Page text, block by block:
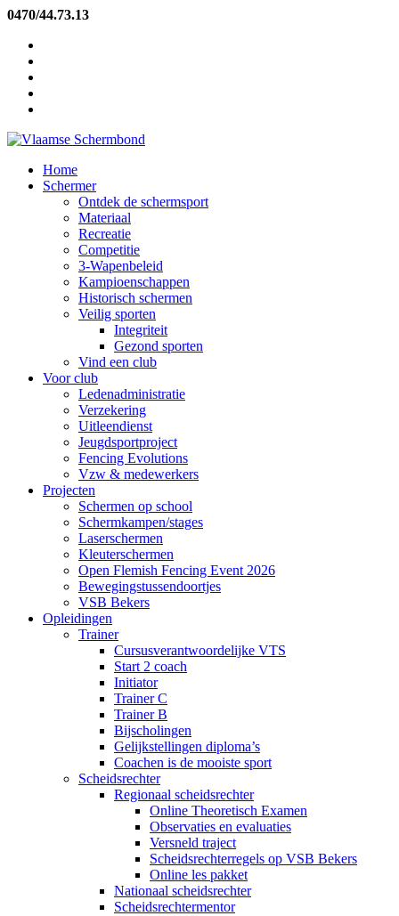
0470/44.73.13
Home
Schermer
Ontdek de schermsport
Materiaal
Recreatie
Competitie
3-Wapenbeleid
Kampioenschappen
Historisch schermen
Veilig sporten
Integriteit
Gezond sporten
Vind een club
Voor club
Ledenadministratie
Verzekering
Uitleendienst
Jeugdsportproject
Fencing Evolutions
Vzw & medewerkers
Projecten
Schermen op school
Schermkampen/stages
Laserschermen
Kleuterschermen
Open Flemish Fencing Event 2026
Bewegingstussendoortjes
VSB Bekers
Opleidingen
Trainer
Cursusverantwoordelijke VTS
Start 2 coach
Initiator
Trainer C
Trainer B
Bijscholingen
Gelijkstellingen diploma’s
Coachen is de mooiste sport
Scheidsrechter
Regionaal scheidsrechter
Online Theoretisch Examen
Observaties en evaluaties
Versneld traject
Scheidsrechterregels op VSB Bekers
Online les pakket
Nationaal scheidsrechter
Scheidsrechtermentor